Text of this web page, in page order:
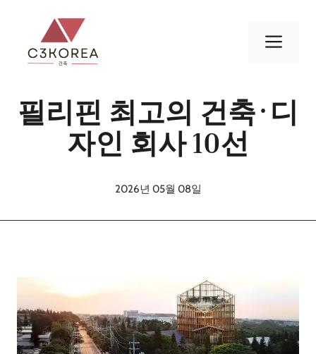
메
필리핀 최고의 건축·디
자인 회사 10선
2026년 05월 08일